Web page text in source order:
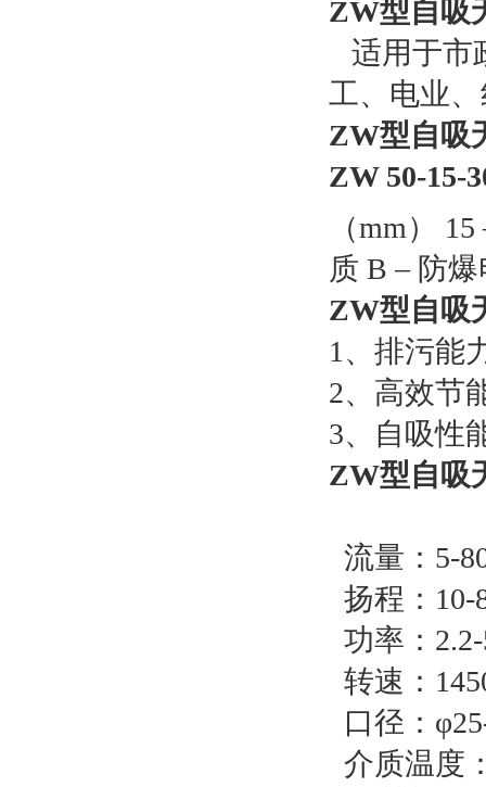
ZW型自吸
适用于市
工、电业
ZW型自吸
ZW 50-15-
（mm）
质 B – 防
ZW型自吸
1、排污能
2、高效节
3、自吸性
ZW型自吸
流量：5-
扬程：10-
功率：
转速：
口径：
介质温度